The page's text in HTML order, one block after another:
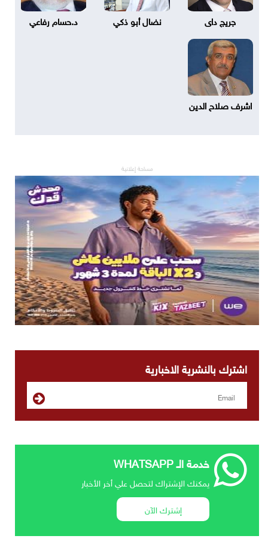
جريج داى نضال أبو ذكي د.حسام رفاعي
اشرف صلاح الدين
مساحة إعلانية
اشترك بالنشرية الاخبارية
خدمة الـ WHATSAPP
يمكنك الإشتراك لتحصل علي أخر الأخبار
إشترك الآن